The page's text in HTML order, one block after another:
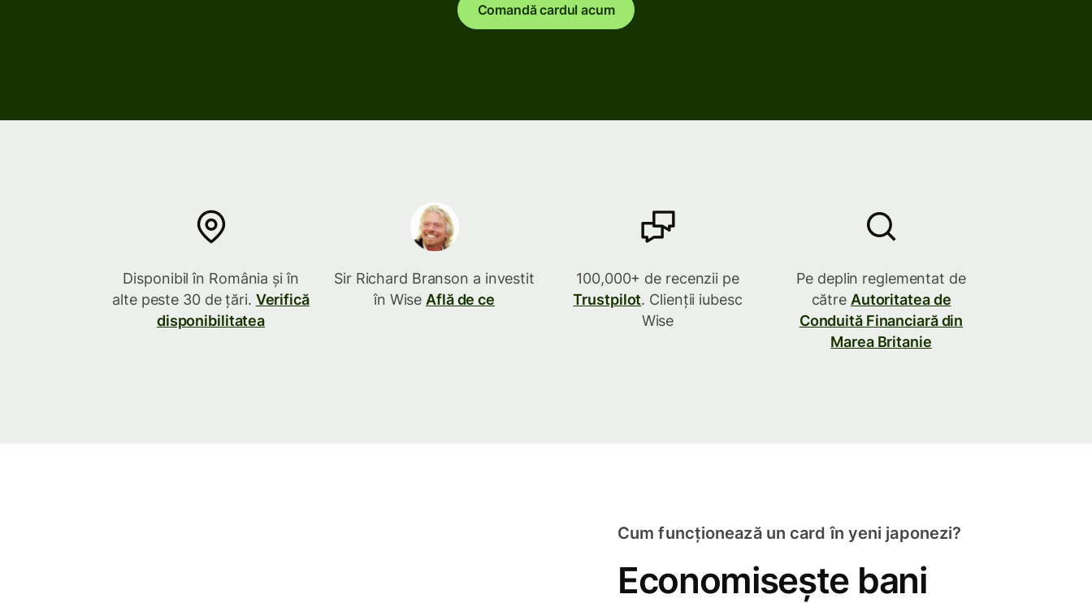
Conectează programe
de contabilitate
Comandă cardul acum
Disponibil în România și în
alte peste 30 de țări. Verifică
disponibilitatea
Sir Richard Branson a investit
în Wise Află de ce
100,000+ de recenzii pe
Trustpilot. Clienții iubesc
Wise
Pe deplin reglementat de
către Autoritatea de
Conduită Financiară din
Marea Britanie
Economisește bani
Cum funcționează un card în yeni japonezi?